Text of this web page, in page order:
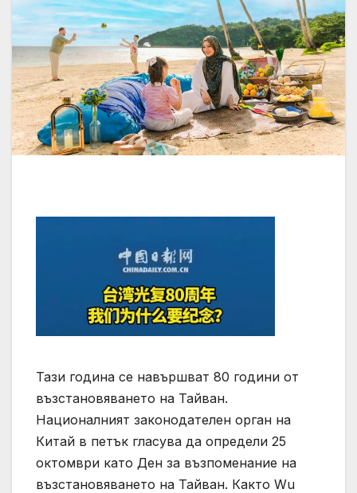
Тази година се навършват 80 години от
възстановяването на Тайван.
Националният законодателен орган на
Китай в петък гласува да определи 25
октомври като Ден за възпоменание на
възстановяването на Тайван. Както Wu